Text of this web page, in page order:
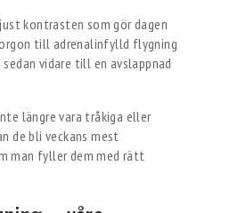
kontrasten som gör dagen
till adrenalinfylld flygning
vidare till en avslappnad
längre vara tråkiga eller
de bli veckans mest
man fyller dem med rätt